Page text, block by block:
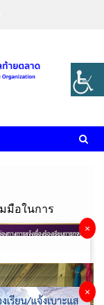
มือในการ
×
×